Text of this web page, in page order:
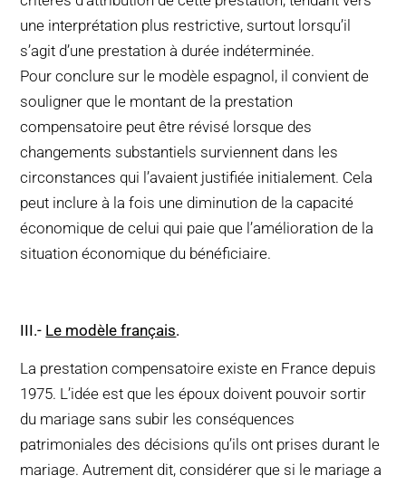
une interprétation plus restrictive, surtout lorsqu’il
s’agit d’une prestation à durée indéterminée.
Pour conclure sur le modèle espagnol, il convient de
souligner que le montant de la prestation
compensatoire peut être révisé lorsque des
changements substantiels surviennent dans les
circonstances qui l’avaient justifiée initialement. Cela
peut inclure à la fois une diminution de la capacité
économique de celui qui paie que l’amélioration de la
situation économique du bénéficiaire.
III.- Le modèle français.
La prestation compensatoire existe en France depuis
1975. L’idée est que les époux doivent pouvoir sortir
du mariage sans subir les conséquences
patrimoniales des décisions qu’ils ont prises durant le
mariage. Autrement dit, considérer que si le mariage a